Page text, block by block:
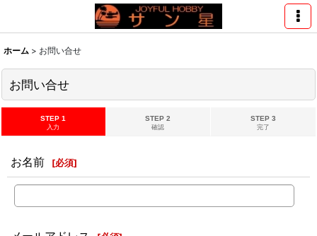
ホーム > お問い合せ
お問い合せ
STEP 1
入力
STEP 2
確認
STEP 3
完了
お名前 [必須]